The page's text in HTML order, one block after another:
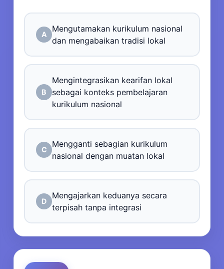
A
Mengutamakan kurikulum nasional
dan mengabaikan tradisi lokal
B
Mengintegrasikan kearifan lokal
sebagai konteks pembelajaran
kurikulum nasional
C
Mengganti sebagian kurikulum
nasional dengan muatan lokal
D
Mengajarkan keduanya secara
terpisah tanpa integrasi